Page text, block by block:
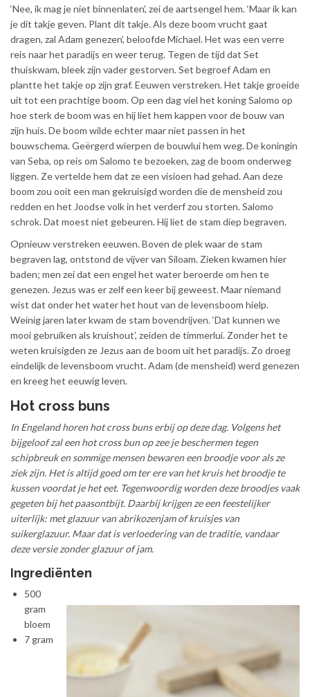
‘Nee, ik mag je niet binnenlaten’, zei de aartsengel hem. ‘Maar ik kan
je dit takje geven. Plant dit takje. Als deze boom vrucht gaat
dragen, zal Adam genezen’, beloofde Michael. Het was een verre
reis naar het paradijs en weer terug. Tegen de tijd dat Set
thuiskwam, bleek zijn vader gestorven. Set begroef Adam en
plantte het takje op zijn graf. Eeuwen verstreken. Het takje groeide
uit tot een prachtige boom. Op een dag viel het koning Salomo op
hoe sterk de boom was en hij liet hem kappen voor de bouw van
zijn huis. De boom wilde echter maar niet passen in het
bouwschema. Geërgerd wierpen de bouwlui hem weg. De koningin
van Seba, op reis om Salomo te bezoeken, zag de boom onderweg
liggen. Ze vertelde hem dat ze een visioen had gehad. Aan deze
boom zou ooit een man gekruisigd worden die de mensheid zou
redden en het Joodse volk in het verderf zou storten. Salomo
schrok. Dat moest niet gebeuren. Hij liet de stam diep begraven.
Opnieuw verstreken eeuwen. Boven de plek waar de stam
begraven lag, ontstond de vijver van Siloam. Zieken kwamen hier
baden; men zei dat een engel het water beroerde om hen te
genezen. Jezus was er zelf een keer bij geweest. Maar niemand
wist dat onder het water het hout van de levensboom hielp.
Weinig jaren later kwam de stam bovendrijven. ‘Dat kunnen we
mooi gebruiken als kruishout’, zeiden de timmerlui. Zonder het te
weten kruisigden ze Jezus aan de boom uit het paradijs. Zo droeg
eindelijk de levensboom vrucht. Adam (de mensheid) werd genezen
en kreeg het eeuwig leven.
Hot cross buns
In Engeland horen hot cross buns erbij op deze dag. Volgens het
bijgeloof zal een hot cross bun op zee je beschermen tegen
schipbreuk en sommige mensen bewaren een broodje voor als ze
ziek zijn. Het is altijd goed om ter ere van het kruis het broodje te
kussen voordat je het eet. Tegenwoordig worden deze broodjes vaak
gegeten bij het paasontbijt. Daarbij krijgen ze een feestelijker
uiterlijk: met glazuur van abrikozenjam of kruisjes van
suikerglazuur. Maar dat is verloedering van de traditie, vandaar
deze versie zonder glazuur of jam.
Ingrediënten
500
gram
bloem
7 gram